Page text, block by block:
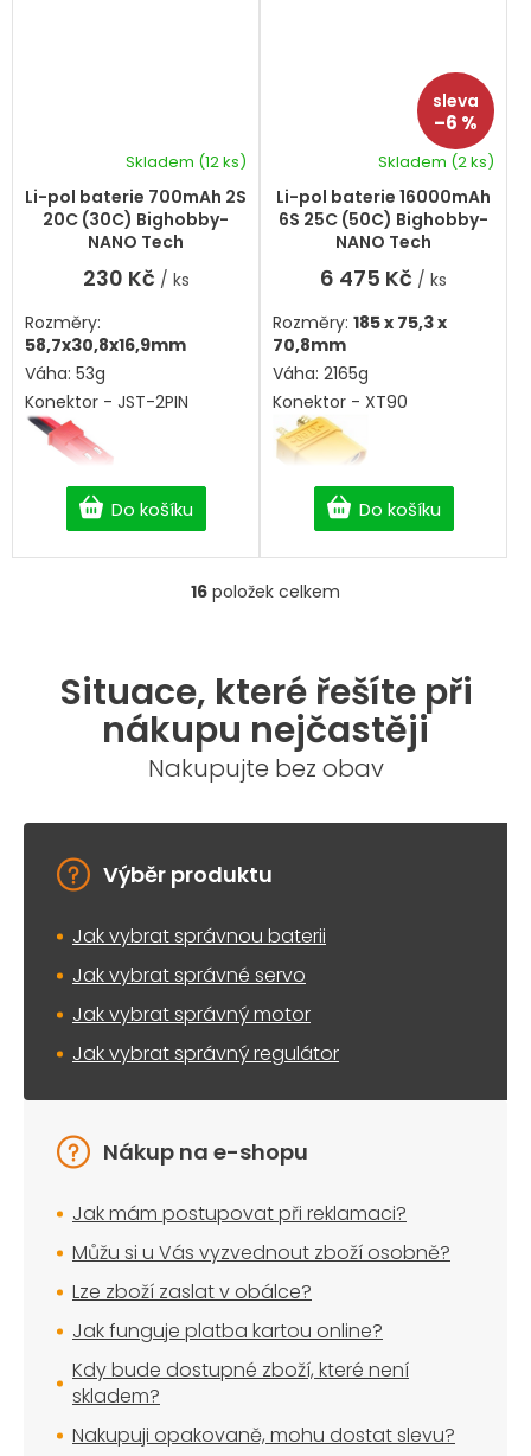
Li-pol baterie 700mAh 2S
20C (30C) Bighobby-
NANO Tech
hodnocení
produktu
hvězdiček.
Skladem (12 ks)
230 Kč / ks
Do košíku
Rozměry:
58,7x30,8x16,9mm
Váha: 53g
Konektor - JST-2PIN
–6 %
Li-pol baterie 16000mAh
6S 25C (50C) Bighobby-
NANO Tech
Skladem (2 ks)
6 475 Kč / ks
Do košíku
Rozměry: 185x 75,3 x
70,8mm
Váha: 2165g
Konektor - XT90
O
d
a
c
í
p
v
y
p
s
u
16 položek celkem
Situace, které řešíte při
nákupu nejčastěji
Nakupujte bez obav
Výběr produktu
Jak vybrat správnou baterii
Jak vybrat správné servo
Jak vybrat správný motor
Jak vybrat správný regulátor
Nákup na e-shopu
Jak mám postupovat při reklamaci?
Můžu si u Vás vyzvednout zboží osobně?
Lze zboží zaslat v obálce?
Jak funguje platba kartou online?
Kdy bude dostupné zboží, které není
skladem?
Nakupuji opakovaně, mohu dostat slevu?